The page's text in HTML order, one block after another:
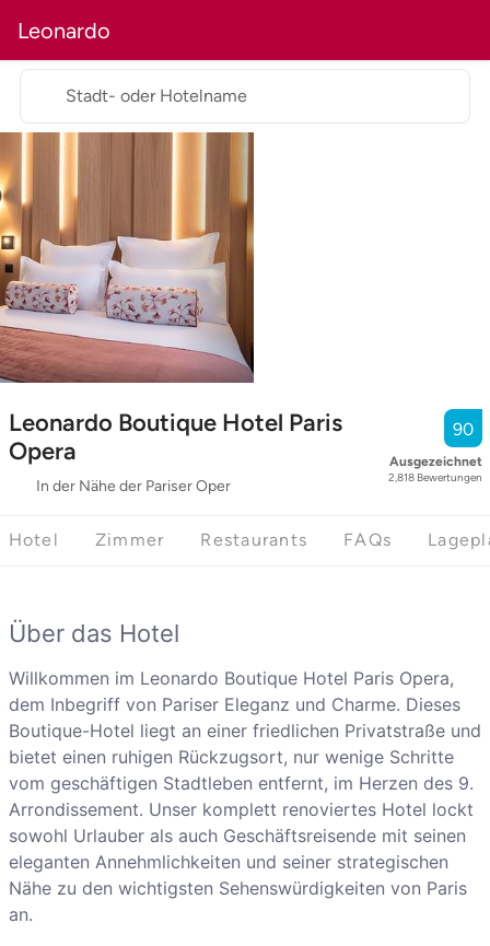
Leonardo
Leonardo Boutique Hotel Paris
Opera
In der Nähe der Pariser Oper
90
Ausgezeichnet
2,818 Bewertungen
Stadt- oder Hotelname
Hotel Zimmer Restaurants FAQs
Über das Hotel
Willkommen im Leonardo Boutique Hotel Paris Opera,
dem Inbegriff von Pariser Eleganz und Charme. Dieses
Boutique-Hotel liegt an einer friedlichen Privatstraße und
bietet einen ruhigen Rückzugsort, nur wenige Schritte
vom geschäftigen Stadtleben entfernt, im Herzen des 9.
Arrondissement. Unser komplett renoviertes Hotel lockt
sowohl Urlauber als auch Geschäftsreisende mit seinen
eleganten Annehmlichkeiten und seiner strategischen
Nähe zu den wichtigsten Sehenswürdigkeiten von Paris
an.